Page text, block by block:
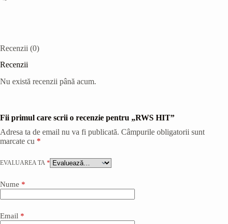
Recenzii (0)
Recenzii
Nu există recenzii până acum.
Fii primul care scrii o recenzie pentru „RWS HIT”
Adresa ta de email nu va fi publicată. Câmpurile obligatorii sunt
marcate cu *
EVALUAREA TA *
Nume *
Email *